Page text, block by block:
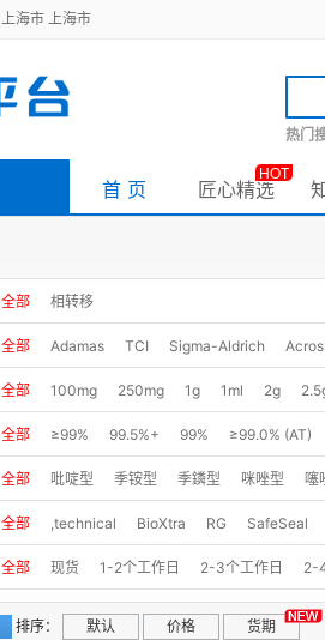
上海市 上海市
热门
首 页 匠心精选
HOT
全部 相转移
全部 Adamas TCI Sigma-Aldrich Acros
全部 100mg 250mg 1g 1ml 2g
100ml
250g 250G 250GR 250ml
25kg
25L 1L 2.5LT 1EA 1000g 5G
全部 ≥99% 99.5%+ 99%
≥99.0% (AT)
95.0-105.0%,pharmaceutical grade
ca. 70-
98%(GC)
98%(HPLC) 98%+(HPLC)
97.0%(LC&T)
97.0%(T) 97%(HPLC)
96%+
96% 95% ≥95.0% (T)
95.0%(T)
90%+(NMR)
75% w/w aq. soln.
75%
全部 吡啶型 季铵型 季鏻型 咪唑型 噻
全部 ,technical BioXtra RG SafeSeal
全部 现货 1-2个工作日 2-3个工作日 2-
排序： 默认 价格 货期